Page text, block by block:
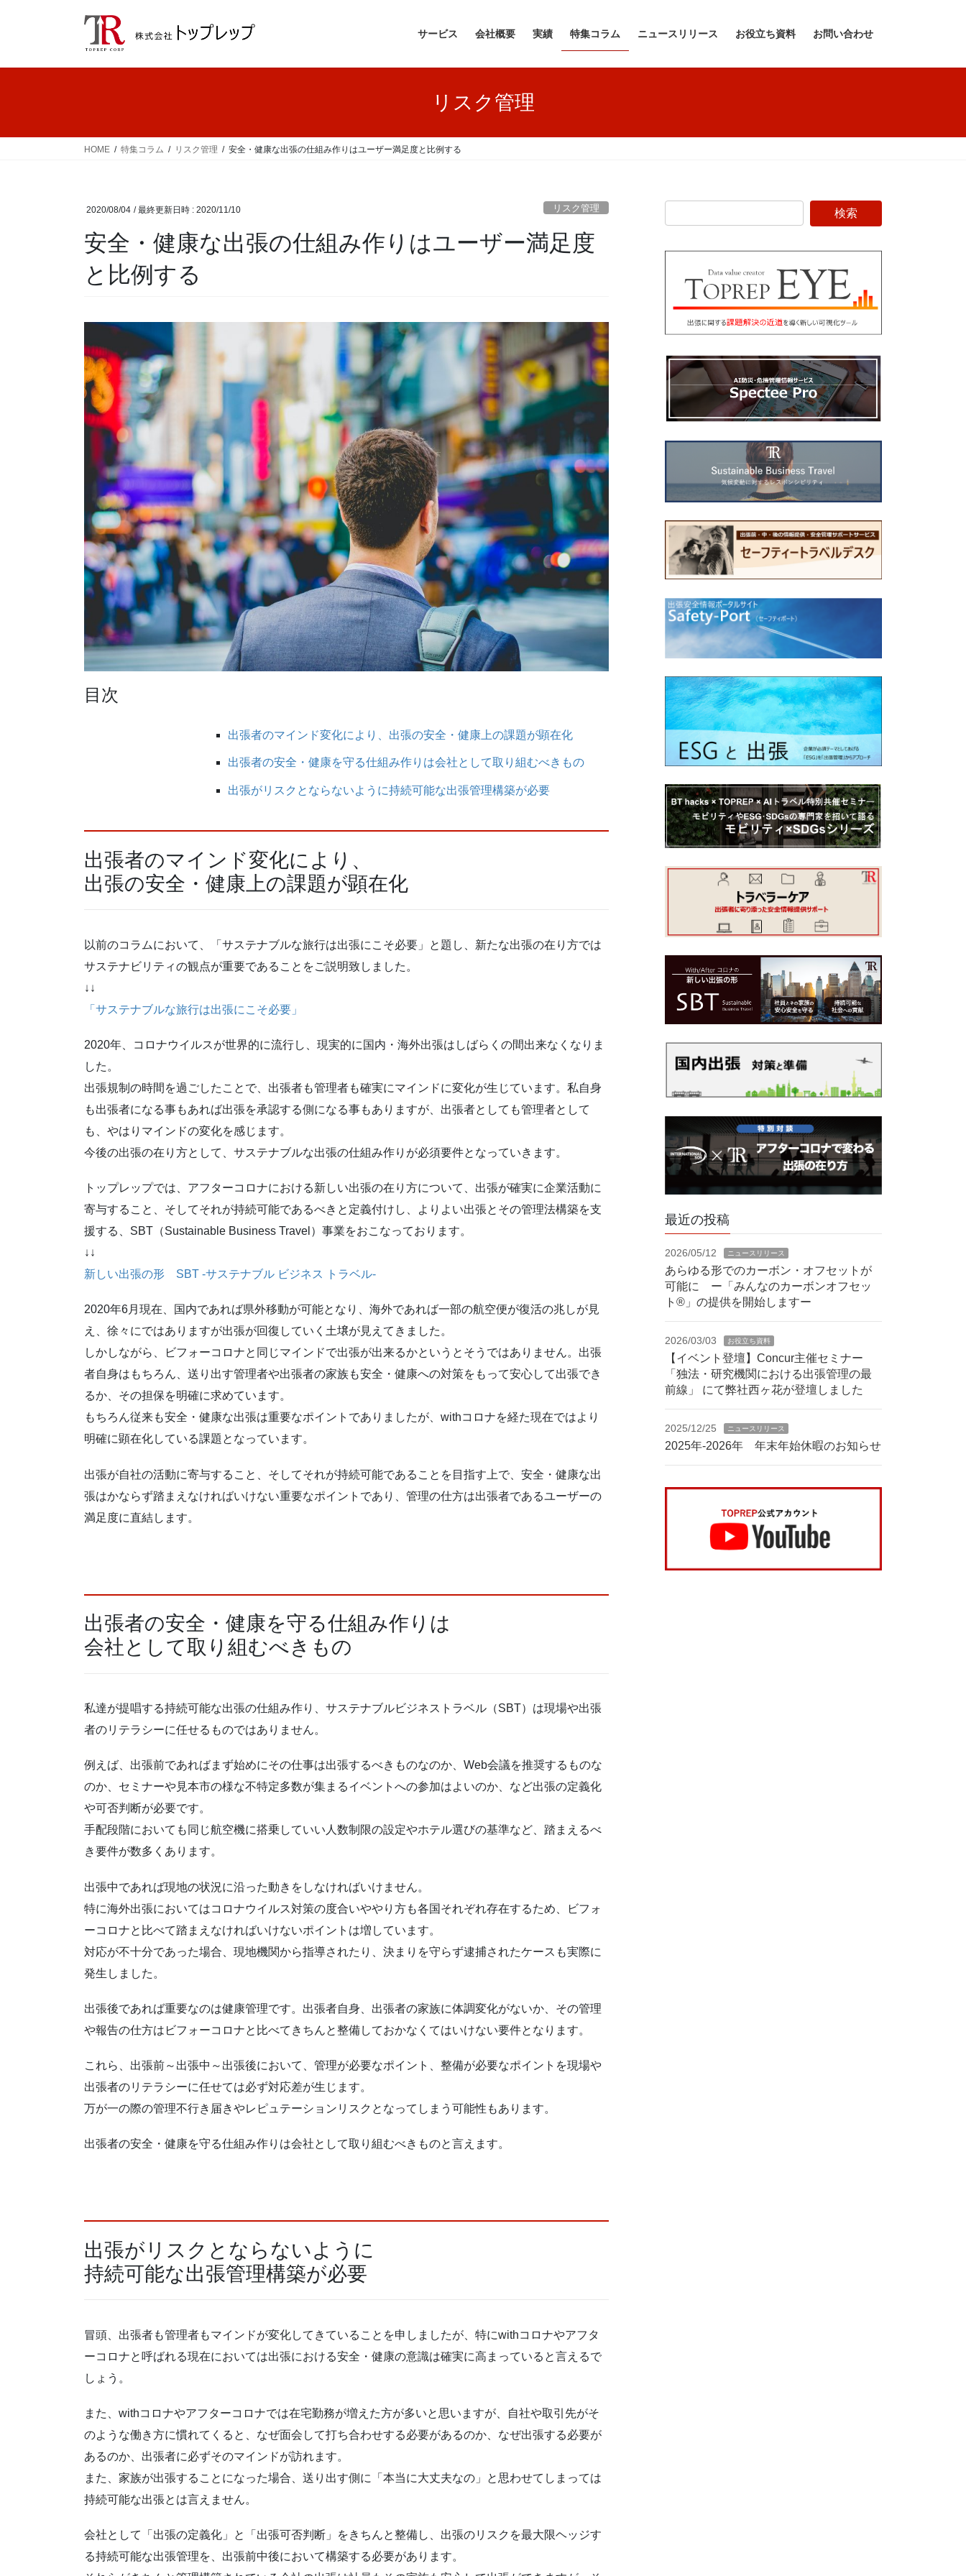
サービス 会社概要 実績 特集コラム ニュースリリース お役立ち資料 お問い合わせ
リスク管理
HOME 特集コラム リスク管理 安全・健康な出張の仕組み作りはユーザー満足度と比例する
2020/08/04 / 最終更新日時 : 2020/11/10 リスク管理
安全・健康な出張の仕組み作りはユーザー満足度
と比例する
目次
出張者のマインド変化により、出張の安全・健康上の課題が顕在化
出張者の安全・健康を守る仕組み作りは会社として取り組むべきもの
出張がリスクとならないように持続可能な出張管理構築が必要
出張者のマインド変化により、
出張の安全・健康上の課題が顕在化
以前のコラムにおいて、「サステナブルな旅行は出張にこそ必要」と題し、新たな出張の在り方では
サステナビリティの観点が重要であることをご説明致しました。
↓↓
「サステナブルな旅行は出張にこそ必要」
2020年、コロナウイルスが世界的に流行し、現実的に国内・海外出張はしばらくの間出来なくなりま
した。
出張規制の時間を過ごしたことで、出張者も管理者も確実にマインドに変化が生じています。私自身
も出張者になる事もあれば出張を承認する側になる事もありますが、出張者としても管理者として
も、やはりマインドの変化を感じます。
今後の出張の在り方として、サステナブルな出張の仕組み作りが必須要件となっていきます。
トップレップでは、アフターコロナにおける新しい出張の在り方について、出張が確実に企業活動に
寄与すること、そしてそれが持続可能であるべきと定義付けし、よりよい出張とその管理法構築を支
援する、SBT（Sustainable Business Travel）事業をおこなっております。
↓↓
新しい出張の形 SBT -サステナブル ビジネス トラベル-
2020年6月現在、国内であれば県外移動が可能となり、海外であれば一部の航空便が復活の兆しが見
え、徐々にではありますが出張が回復していく土壌が見えてきました。
しかしながら、ビフォーコロナと同じマインドで出張が出来るかというとそうではありません。出張
者自身はもちろん、送り出す管理者や出張者の家族も安全・健康への対策をもって安心して出張でき
るか、その担保を明確に求めています。
もちろん従来も安全・健康な出張は重要なポイントでありましたが、withコロナを経た現在ではより
明確に顕在化している課題となっています。
出張が自社の活動に寄与すること、そしてそれが持続可能であることを目指す上で、安全・健康な出
張はかならず踏まえなければいけない重要なポイントであり、管理の仕方は出張者であるユーザーの
満足度に直結します。
出張者の安全・健康を守る仕組み作りは
会社として取り組むべきもの
私達が提唱する持続可能な出張の仕組み作り、サステナブルビジネストラベル（SBT）は現場や出張
者のリテラシーに任せるものではありません。
例えば、出張前であればまず始めにその仕事は出張するべきものなのか、Web会議を推奨するものな
のか、セミナーや見本市の様な不特定多数が集まるイベントへの参加はよいのか、など出張の定義化
や可否判断が必要です。
手配段階においても同じ航空機に搭乗していい人数制限の設定やホテル選びの基準など、踏まえるべ
き要件が数多くあります。
出張中であれば現地の状況に沿った動きをしなければいけません。
特に海外出張においてはコロナウイルス対策の度合いややり方も各国それぞれ存在するため、ビフォ
ーコロナと比べて踏まえなければいけないポイントは増しています。
対応が不十分であった場合、現地機関から指導されたり、決まりを守らず逮捕されたケースも実際に
発生しました。
出張後であれば重要なのは健康管理です。出張者自身、出張者の家族に体調変化がないか、その管理
や報告の仕方はビフォーコロナと比べてきちんと整備しておかなくてはいけない要件となります。
これら、出張前～出張中～出張後において、管理が必要なポイント、整備が必要なポイントを現場や
出張者のリテラシーに任せては必ず対応差が生じます。
万が一の際の管理不行き届きやレピュテーションリスクとなってしまう可能性もあります。
出張者の安全・健康を守る仕組み作りは会社として取り組むべきものと言えます。
出張がリスクとならないように
持続可能な出張管理構築が必要
冒頭、出張者も管理者もマインドが変化してきていることを申しましたが、特にwithコロナやアフタ
ーコロナと呼ばれる現在においては出張における安全・健康の意識は確実に高まっていると言えるで
しょう。
また、withコロナやアフターコロナでは在宅勤務が増えた方が多いと思いますが、自社や取引先がそ
のような働き方に慣れてくると、なぜ面会して打ち合わせする必要があるのか、なぜ出張する必要が
あるのか、出張者に必ずそのマインドが訪れます。
また、家族が出張することになった場合、送り出す側に「本当に大丈夫なの」と思わせてしまっては
持続可能な出張とは言えません。
会社として「出張の定義化」と「出張可否判断」をきちんと整備し、出張のリスクを最大限ヘッジす
る持続可能な出張管理を、出張前中後において構築する必要があります。
最近の投稿
2026/05/12 ニュースリリース
あらゆる形でのカーボン・オフセットが
可能に ー「みんなのカーボンオフセッ
ト®」の提供を開始しますー
2026/03/03 お役立ち資料
【イベント登壇】Concur主催セミナー
「独法・研究機関における出張管理の最
前線」 にて弊社西ヶ花が登壇しました
2025/12/25 ニュースリリース
2025年-2026年 年末年始休暇のお知らせ